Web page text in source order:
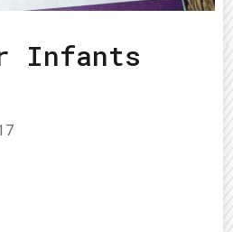
Infants